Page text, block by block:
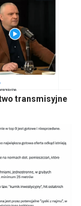
transmisyjne